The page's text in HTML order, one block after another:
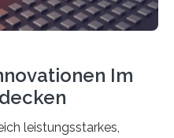
Im
leistungsstarkes,